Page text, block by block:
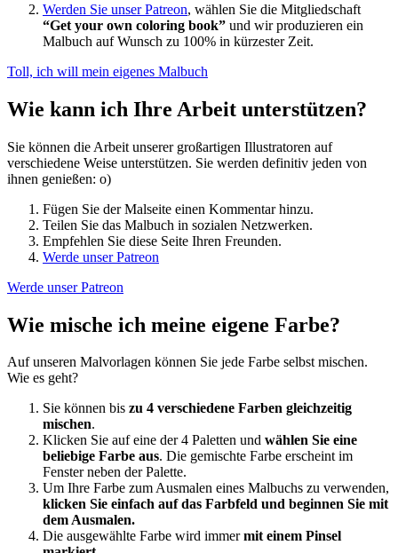
Werden Sie unser Patreon, wählen Sie die Mitgliedschaft
“Get your own coloring book” und wir produzieren ein
Malbuch auf Wunsch zu 100% in kürzester Zeit.
Toll, ich will mein eigenes Malbuch
Wie kann ich Ihre Arbeit unterstützen?
Sie können die Arbeit unserer großartigen Illustratoren auf
verschiedene Weise unterstützen. Sie werden definitiv jeden von
ihnen genießen: o)
Fügen Sie der Malseite einen Kommentar hinzu.
Teilen Sie das Malbuch in sozialen Netzwerken.
Empfehlen Sie diese Seite Ihren Freunden.
Werde unser Patreon
Werde unser Patreon
Wie mische ich meine eigene Farbe?
Auf unseren Malvorlagen können Sie jede Farbe selbst mischen.
Wie es geht?
Sie können bis zu 4 verschiedene Farben gleichzeitig
mischen.
Klicken Sie auf eine der 4 Paletten und wählen Sie eine
beliebige Farbe aus. Die gemischte Farbe erscheint im
Fenster neben der Palette.
Um Ihre Farbe zum Ausmalen eines Malbuchs zu verwenden,
klicken Sie einfach auf das Farbfeld und beginnen Sie mit
dem Ausmalen.
Die ausgewählte Farbe wird immermit einem Pinsel